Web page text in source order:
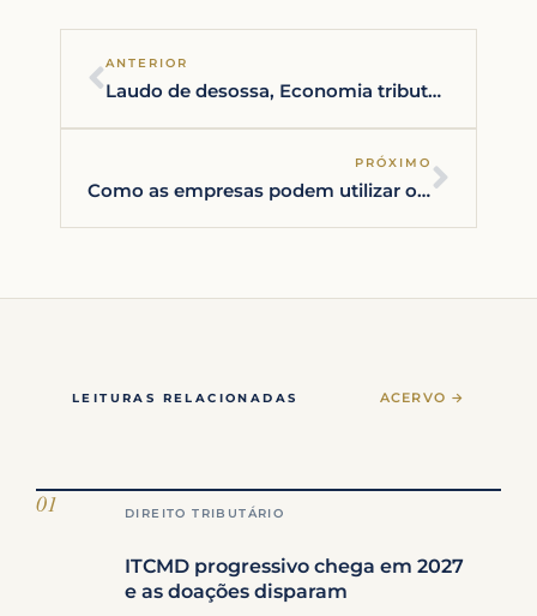
ANTERIOR
Laudo de desossa, Economia tributária para supermercados, açougues e frigoríficos:
PRÓXIMO
Como as empresas podem utilizar os tributos a seu favor no momento de crise:
LEITURAS RELACIONADAS ACERVO →
DIREITO TRIBUTÁRIO
ITCMD progressivo chega em 2027
e as doações disparam